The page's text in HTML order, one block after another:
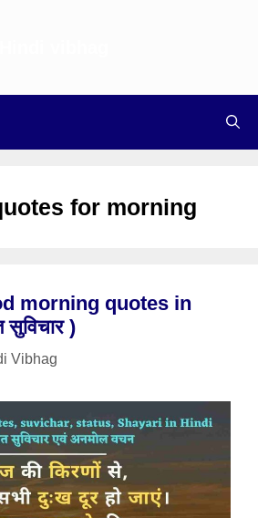
for morning
morning quotes in
)
Vibhag